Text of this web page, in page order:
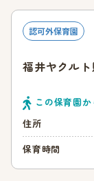
認可外保育園
福井ヤクル
この保育園か
住所
保育時間